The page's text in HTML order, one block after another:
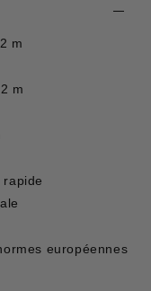
m
m
européennes